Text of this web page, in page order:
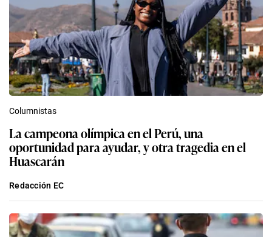
Columnistas
La campeona olímpica en el Perú, una
oportunidad para ayudar, y otra tragedia en el
Huascarán
Redacción EC